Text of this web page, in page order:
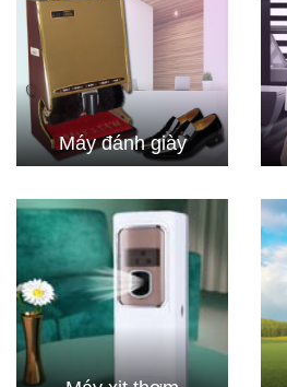
Máy đánh giày